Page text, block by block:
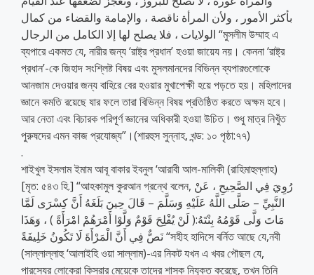
بأكثر الأمور ، ولأن المرأة ناقصة ، والإمامة والقضاء من كمال
الولايات ، فلا يصلح لها إلا الكامل من الرجال “মুসলীম উম্মাহ এ
ব্যপারে একমত যে, নারীর জন্য ‘রাষ্ট্র প্রধান’ হওয়া জায়েয নয়। কেননা ‘রাষ্ট্র
প্রধান’-কে জিহাদ সংশ্লিষ্ট বিষয় এবং মুসলমানদের বিভিন্ন ব্যপারগুলোকে
আনজাম দেওয়ার জন্য বাহিরে বের হওয়ার মুখাপেক্ষী হয়ে পড়তে হয়। মহিলাদের
জ্ঞানে কমতি রয়েছে যার ফলে তারা বিভিন্ন বিষয় প্রতিষ্ঠিত করতে অক্ষম হবে।
আর নেতা এবং বিচারক পরিপূর্ণ জ্ঞানের অধিকারী হওয়া উচিত। শুধু মাত্র নিখুঁত
পুরুষদের এমন কাজ প্রযোজ্য”।(শারহুস সুন্নাহ, খন্ড: ১০ পৃষ্ঠা:৭৭)
.
শাইখুল ইসলাম ইমাম আবূ বাকার ইবনুল ‘আরাবী আল-মালিকী (রাহিমাহুল্লাহ)
[মৃত: ৫৪৩ হি.] “আহকামুল কুরআন গ্রন্থে বলেন, رُوِيَ فِي الصَّحِيحِ ، عَنْ
النَّبِيِّ – صَلَّى اللَّهُ عَلَيْهِ وَسَلَّمَ – قَالَ حِينَ بَلَغَهُ أَنَّ كِسْرَى لَمَّا
مَاتَ وَلَّى قَوْمُهُ بِنْتَهُ:( لَنْ يُفْلِحَ قَوْمٌ وَلَّوْا أَمْرَهُمْ امْرَأَةً ) ، وَهَذَا
نَصٌّ فِي أَنَّ الْمَرْأَةَ لَا تَكُونُ خَلِيفَةً “সহীহ হাদিসে বর্নিত আছে যে,নবী
(সাল্লাল্লাহু ‘আলাইহি ওয়া সাল্লাম)-এর নিকট যখন এ খবর পৌছল যে,
পারস্যের লোকেরা কিস্‌রার মেয়েকে তাদের শাসক নিযুক্ত করেছে, তখন তিনি